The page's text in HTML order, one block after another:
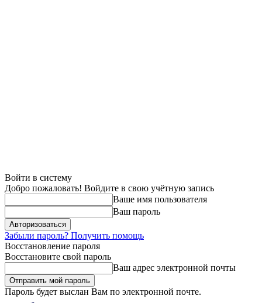
Войти в систему
Добро пожаловать! Войдите в свою учётную запись
Ваше имя пользователя
Ваш пароль
Забыли пароль? Получить помощь
Восстановление пароля
Восстановите свой пароль
Ваш адрес электронной почты
Пароль будет выслан Вам по электронной почте.